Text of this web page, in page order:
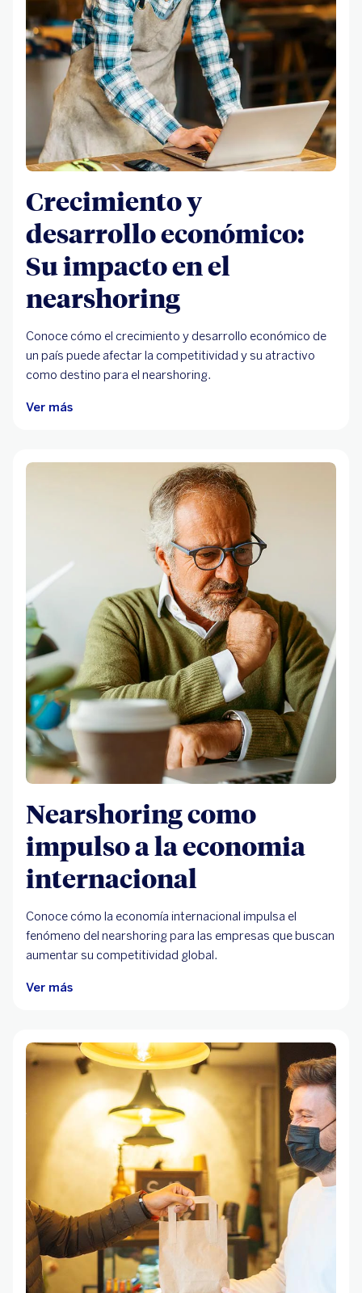
Crecimiento y
desarrollo económico:
Su impacto en el
nearshoring
Conoce cómo el crecimiento y desarrollo económico de
un país puede afectar la competitividad y su atractivo
como destino para el nearshoring.
Ver más
Nearshoring como
impulso a la economia
internacional
Conoce cómo la economía internacional impulsa el
fenómeno del nearshoring para las empresas que buscan
aumentar su competitividad global.
Ver más